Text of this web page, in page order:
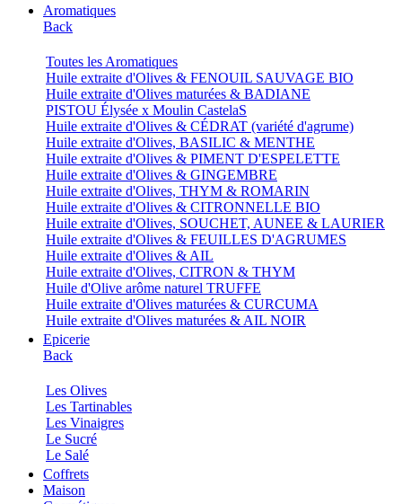
Aromatiques
Back
Toutes les Aromatiques
Huile extraite d'Olives & FENOUIL SAUVAGE BIO
Huile extraite d'Olives maturées & BADIANE
PISTOU Élysée x Moulin CastelaS
Huile extraite d'Olives & CÉDRAT (variété d'agrume)
Huile extraite d'Olives, BASILIC & MENTHE
Huile extraite d'Olives & PIMENT D'ESPELETTE
Huile extraite d'Olives & GINGEMBRE
Huile extraite d'Olives, THYM & ROMARIN
Huile extraite d'Olives & CITRONNELLE BIO
Huile extraite d'Olives, SOUCHET, AUNEE & LAURIER
Huile extraite d'Olives & FEUILLES D'AGRUMES
Huile extraite d'Olives & AIL
Huile extraite d'Olives, CITRON & THYM
Huile d'Olive arôme naturel TRUFFE
Huile extraite d'Olives maturées & CURCUMA
Huile extraite d'Olives maturées & AIL NOIR
Epicerie
Back
Les Olives
Les Tartinables
Les Vinaigres
Le Sucré
Le Salé
Coffrets
Maison